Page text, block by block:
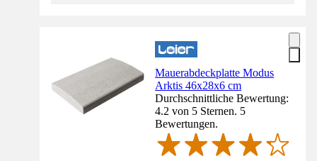
Mauerabdeckplatte Modus
Arktis 46x28x6 cm
Durchschnittliche Bewertung:
4.2 von 5 Sternen. 5
Bewertungen.